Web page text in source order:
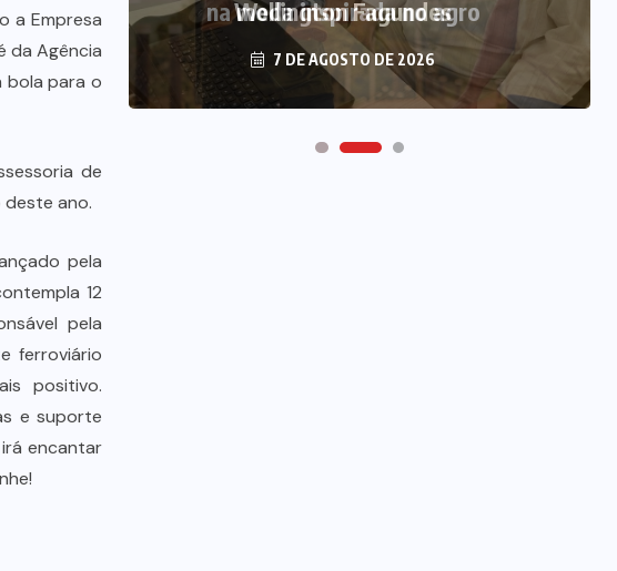
a Empresa
da Agência
bola para o
de
deste ano.
pela
12
pela
ferroviário
positivo.
e suporte
encantar
Wellington Fagundes
7 DE AGOSTO DE 2026